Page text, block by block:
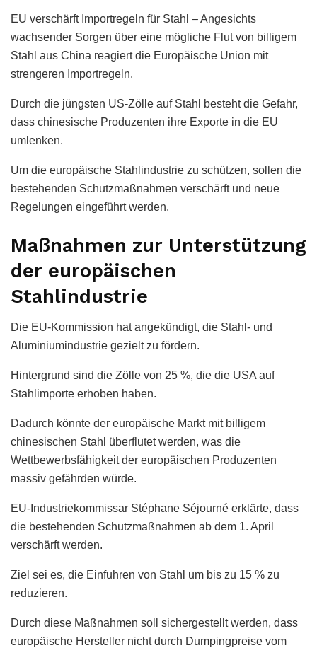
EU verschärft Importregeln für Stahl – Angesichts
wachsender Sorgen über eine mögliche Flut von billigem
Stahl aus China reagiert die Europäische Union mit
strengeren Importregeln.
Durch die jüngsten US-Zölle auf Stahl besteht die Gefahr,
dass chinesische Produzenten ihre Exporte in die EU
umlenken.
Um die europäische Stahlindustrie zu schützen, sollen die
bestehenden Schutzmaßnahmen verschärft und neue
Regelungen eingeführt werden.
Maßnahmen zur Unterstützung
der europäischen
Stahlindustrie
Die EU-Kommission hat angekündigt, die Stahl- und
Aluminiumindustrie gezielt zu fördern.
Hintergrund sind die Zölle von 25 %, die die USA auf
Stahlimporte erhoben haben.
Dadurch könnte der europäische Markt mit billigem
chinesischen Stahl überflutet werden, was die
Wettbewerbsfähigkeit der europäischen Produzenten
massiv gefährden würde.
EU-Industriekommissar Stéphane Séjourné erklärte, dass
die bestehenden Schutzmaßnahmen ab dem 1. April
verschärft werden.
Ziel sei es, die Einfuhren von Stahl um bis zu 15 % zu
reduzieren.
Durch diese Maßnahmen soll sichergestellt werden, dass
europäische Hersteller nicht durch Dumpingpreise vom